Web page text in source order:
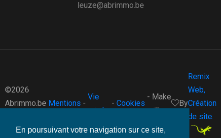
En poursuivant votre navigation sur ce site,
leuze@abrimmo.be
©2026
Abrimmo.be Mentions -
Vie
privée
- Cookies
- Make
with
By
Remix
Web,
Création
de site.